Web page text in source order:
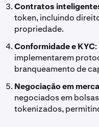
Contratos
token, incluindo
propriedade.
Conformidade e KYC
implementarem
branqueamento de
Negociação em
negociados em
tokenizados,